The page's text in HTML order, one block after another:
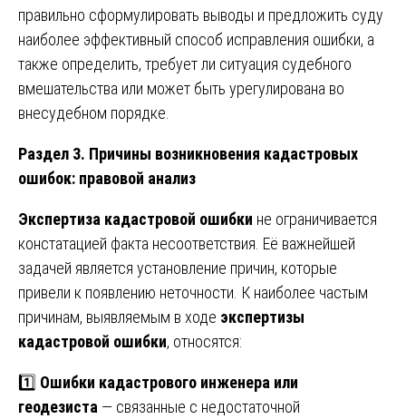
правильно сформулировать выводы и предложить суду
наиболее эффективный способ исправления ошибки, а
также определить, требует ли ситуация судебного
вмешательства или может быть урегулирована во
внесудебном порядке.
Раздел 3. Причины возникновения кадастровых
ошибок: правовой анализ
Экспертиза кадастровой ошибки не ограничивается
констатацией факта несоответствия. Её важнейшей
задачей является установление причин, которые
привели к появлению неточности. К наиболее частым
причинам, выявляемым в ходе экспертизы
кадастровой ошибки, относятся:
1️⃣ Ошибки кадастрового инженера или
геодезиста — связанные с недостаточной